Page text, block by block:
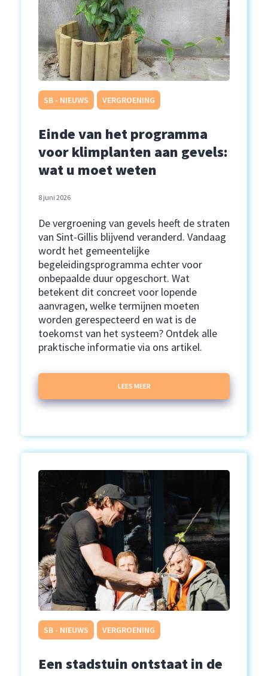
SB - NIEUWS VERGROENING
Einde van het programma
voor klimplanten aan gevels:
wat u moet weten
8 juni 2026
De vergroening van gevels heeft de straten
van Sint-Gillis blijvend veranderd. Vandaag
wordt het gemeentelijke
begeleidingsprogramma echter voor
onbepaalde duur opgeschort. Wat
betekent dit concreet voor lopende
aanvragen, welke termijnen moeten
worden gerespecteerd en wat is de
toekomst van het systeem? Ontdek alle
praktische informatie via ons artikel.
LEES MEER
SB - NIEUWS VERGROENING
Een stadstuin ontstaat in de